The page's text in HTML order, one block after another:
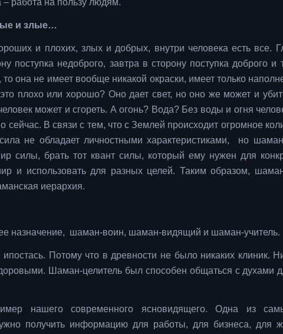
– работа на пользу людям.
и злые…
и плохих, злых и добрых, внутри человека есть все.
поступка недоброго, завтра в сторону поступка доброго и
она не имеет вообще никакой окраски, имеет только
плохо или хорошо? Оно дает свет, но оно же может и
может и сгореть. А огонь? Вода? Без воды и огня
сейчас. В связи с тем, что с Землей происходит огромное
не обладает личностными характеристиками, но
силы, брать тот квант силы, который ему нужен для
и использовать для разных целей. Таким образом,
иерархия.
назначение, шаман-воин, шаман-видящий и шаман-учитель.
Потому что в древности не было никаких клиник.
Шаман-целитель был способен общаться с духами
нашего современного ясновидящего. Одна из
получить информацию для работы, для бизнеса, для